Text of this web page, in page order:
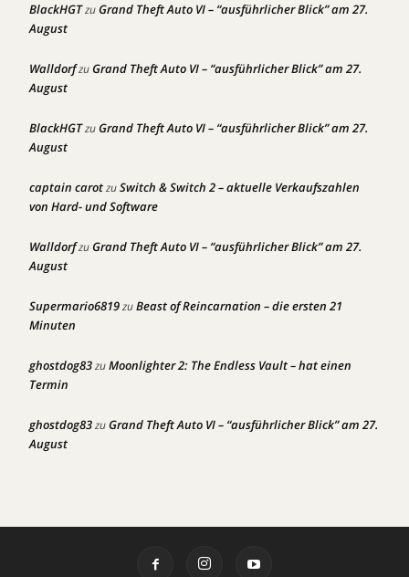
BlackHGTzuGrand Theft Auto VI – “ausführlicher Blick” am 27.
August
WalldorfzuGrand Theft Auto VI – “ausführlicher Blick” am 27.
August
BlackHGTzuGrand Theft Auto VI – “ausführlicher Blick” am 27.
August
captain carotzuSwitch & Switch 2 – aktuelle Verkaufszahlen
von Hard- und Software
WalldorfzuGrand Theft Auto VI – “ausführlicher Blick” am 27.
August
Supermario6819zuBeast of Reincarnation – die ersten 21
Minuten
ghostdog83zuMoonlighter 2: The Endless Vault – hat einen
Termin
ghostdog83zuGrand Theft Auto VI – “ausführlicher Blick” am 27.
August